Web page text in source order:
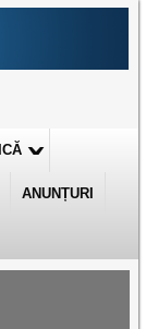
ANUNȚURI